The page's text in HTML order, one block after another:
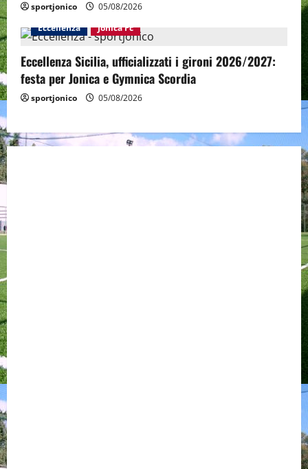
sportjonico
05/08/2026
Eccellenza
Jonica Fc
Eccellenza Sicilia, ufficializzati i gironi 2026/2027:
festa per Jonica e Gymnica Scordia
sportjonico 05/08/2026